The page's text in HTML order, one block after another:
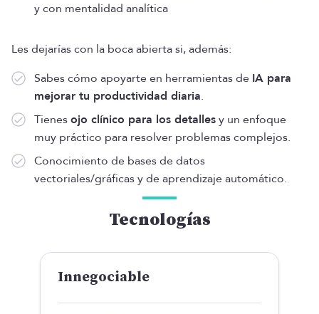
y con mentalidad analítica
Les dejarías con la boca abierta si, además:
Sabes cómo apoyarte en herramientas de IA para
mejorar tu productividad diaria.
Tienesojo clínico para los detallesy un enfoque
muy práctico para resolver problemas complejos.
Conocimiento de bases de datos
vectoriales/gráficas y de aprendizaje automático.
Tecnologías
Innegociable